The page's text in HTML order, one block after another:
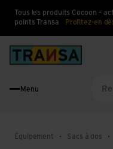
Tous les produits Cocoon –
points Transa
Profitez-en
Menu
Équipement Sacs à dos